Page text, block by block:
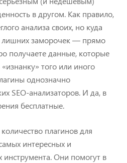
в другом. Как правило,
анализа своих, но куда
лишних заморочек — прямо
получаете данные, которые
того или иного
однозначно
SEO-анализаторов. И да, в
бесплатные.
плагинов для
интересных и
инструмента. Они помогут в